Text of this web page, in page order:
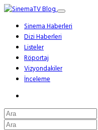
Sinema Haberleri
Dizi Haberleri
Listeler
Röportaj
Vizyondakiler
İnceleme